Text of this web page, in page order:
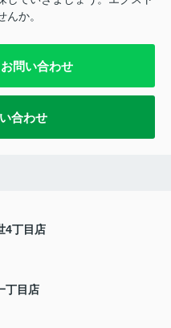
か。
問い合わせ
合わせ
4丁目店
丁目店